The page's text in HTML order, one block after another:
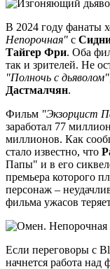
В 2024 году фанаты
Непорочная" с
Тайгер Фри. Оба
так и зрителей. Не
"Полночь с дьяволом"
Дастмалчян.
Фильм "Экзорцист
заработал 77
миллионов. Как
стало известно, что
Папы" и в его
премьера которого
персонаж –
фильма ужасов
Если переговоры с
начнется работа над